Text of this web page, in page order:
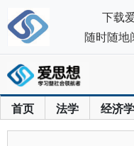
首页 法学 经济学
下载
随时随地